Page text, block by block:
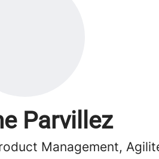
Parvillez
Management,